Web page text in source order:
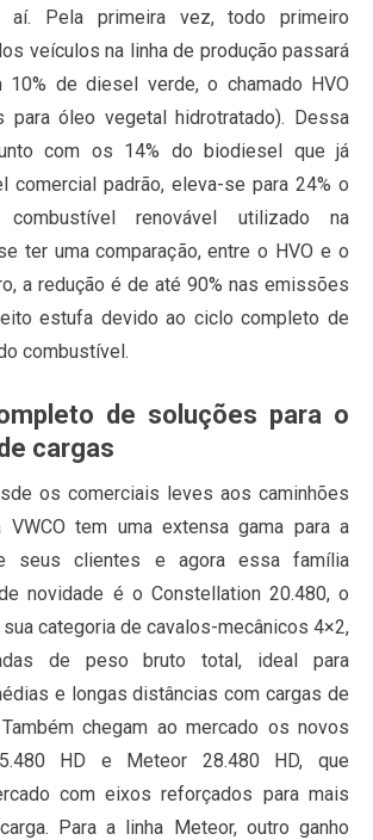
aí. Pela primeira vez, todo primeiro
veículos na linha de produção passará
de diesel verde, o chamado HVO
para óleo vegetal hidrotratado). Dessa
com os 14% do biodiesel que já
comercial padrão, eleva-se para 24% o
renovável utilizado na
ter uma comparação, entre o HVO e o
a redução é de até 90% nas emissões
estufa devido ao ciclo completo de
combustível.
de soluções para o
cargas
os comerciais leves aos caminhões
VWCO tem uma extensa gama para a
seus clientes e agora essa família
novidade é o Constellation 20.480, o
categoria de cavalos-mecânicos 4×2,
de peso bruto total, ideal para
e longas distâncias com cargas de
chegam ao mercado os novos
HD e Meteor 28.480 HD, que
com eixos reforçados para mais
Para a linha Meteor, outro ganho